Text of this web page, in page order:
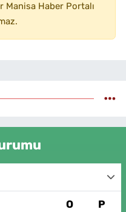
Manisa Haber Portalı
O P